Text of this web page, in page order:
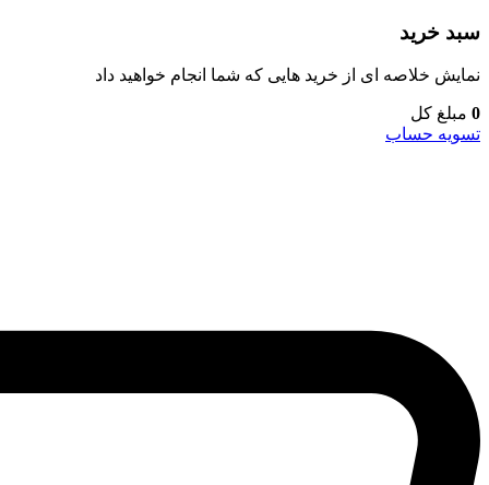
سبد خرید
نمایش خلاصه ای از خرید هایی که شما انجام خواهید داد
0 مبلغ کل
تسویه حساب